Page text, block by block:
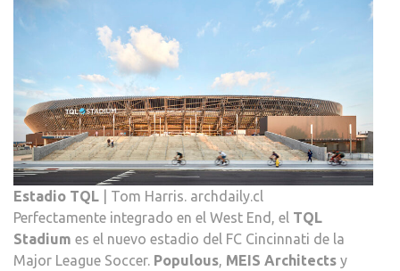
Estadio TQL | Tom Harris. archdaily.cl
Perfectamente integrado en el West End, el TQL
Stadium es el nuevo estadio del FC Cincinnati de la
Major League Soccer. Populous, MEIS Architects y